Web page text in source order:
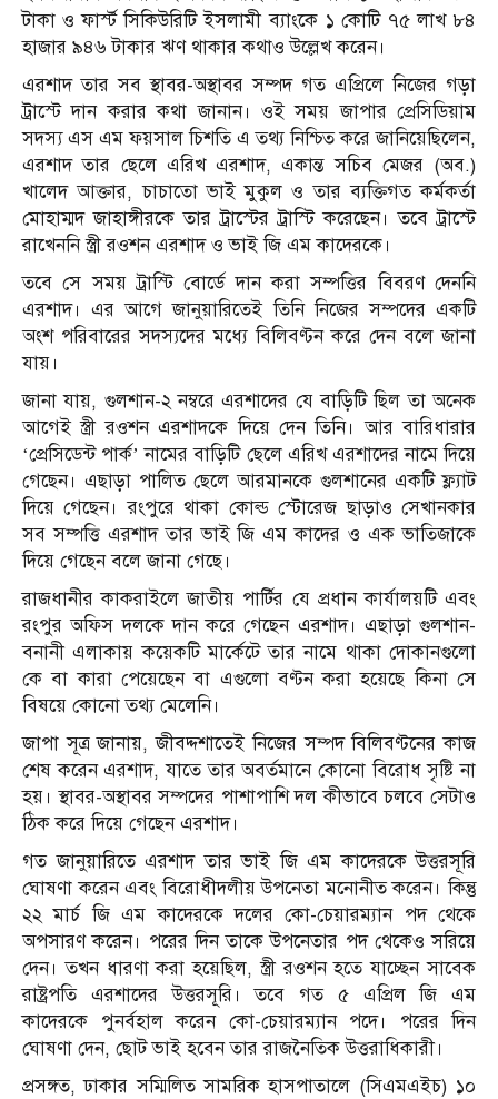
টাকা ও ফার্স্ট সিকিউরিটি ইসলামী ব্যাংকে ১ কোটি ৭৫ লাখ ৮৪
হাজার ৯৪৬ টাকার ঋণ থাকার কথাও উল্লেখ করেন।
এরশাদ তার সব স্থাবর-অস্থাবর সম্পদ গত এপ্রিলে নিজের গড়া
ট্রাস্টে দান করার কথা জানান। ওই সময় জাপার প্রেসিডিয়াম
সদস্য এস এম ফয়সাল চিশতি এ তথ্য নিশ্চিত করে জানিয়েছিলেন,
এরশাদ তার ছেলে এরিখ এরশাদ, একান্ত সচিব মেজর (অব.)
খালেদ আক্তার, চাচাতো ভাই মুকুল ও তার ব্যক্তিগত কর্মকর্তা
মোহাম্মদ জাহাঙ্গীরকে তার ট্রাস্টের ট্রাস্টি করেছেন। তবে ট্রাস্টে
রাখেননি স্ত্রী রওশন এরশাদ ও ভাই জি এম কাদেরকে।
তবে সে সময় ট্রাস্টি বোর্ডে দান করা সম্পত্তির বিবরণ দেননি
এরশাদ। এর আগে জানুয়ারিতেই তিনি নিজের সম্পদের একটি
অংশ পরিবারের সদস্যদের মধ্যে বিলিবণ্টন করে দেন বলে জানা
যায়।
জানা যায়, গুলশান-২ নম্বরে এরশাদের যে বাড়িটি ছিল তা অনেক
আগেই স্ত্রী রওশন এরশাদকে দিয়ে দেন তিনি। আর বারিধারার
‘প্রেসিডেন্ট পার্ক’ নামের বাড়িটি ছেলে এরিখ এরশাদের নামে দিয়ে
গেছেন। এছাড়া পালিত ছেলে আরমানকে গুলশানের একটি ফ্ল্যাট
দিয়ে গেছেন। রংপুরে থাকা কোল্ড স্টোরেজ ছাড়াও সেখানকার
সব সম্পত্তি এরশাদ তার ভাই জি এম কাদের ও এক ভাতিজাকে
দিয়ে গেছেন বলে জানা গেছে।
রাজধানীর কাকরাইলে জাতীয় পার্টির যে প্রধান কার্যালয়টি এবং
রংপুর অফিস দলকে দান করে গেছেন এরশাদ। এছাড়া গুলশান-
বনানী এলাকায় কয়েকটি মার্কেটে তার নামে থাকা দোকানগুলো
কে বা কারা পেয়েছেন বা এগুলো বণ্টন করা হয়েছে কিনা সে
বিষয়ে কোনো তথ্য মেলেনি।
জাপা সূত্র জানায়, জীবদ্দশাতেই নিজের সম্পদ বিলিবণ্টনের কাজ
শেষ করেন এরশাদ, যাতে তার অবর্তমানে কোনো বিরোধ সৃষ্টি না
হয়। স্থাবর-অস্থাবর সম্পদের পাশাপাশি দল কীভাবে চলবে সেটাও
ঠিক করে দিয়ে গেছেন এরশাদ।
গত জানুয়ারিতে এরশাদ তার ভাই জি এম কাদেরকে উত্তরসূরি
ঘোষণা করেন এবং বিরোধীদলীয় উপনেতা মনোনীত করেন। কিন্তু
২২ মার্চ জি এম কাদেরকে দলের কো-চেয়ারম্যান পদ থেকে
অপসারণ করেন। পরের দিন তাকে উপনেতার পদ থেকেও সরিয়ে
দেন। তখন ধারণা করা হয়েছিল, স্ত্রী রওশন হতে যাচ্ছেন সাবেক
রাষ্ট্রপতি এরশাদের উত্তরসূরি। তবে গত ৫ এপ্রিল জি এম
কাদেরকে পুনর্বহাল করেন কো-চেয়ারম্যান পদে। পরের দিন
ঘোষণা দেন, ছোট ভাই হবেন তার রাজনৈতিক উত্তরাধিকারী।
প্রসঙ্গত, ঢাকার সম্মিলিত সামরিক হাসপাতালে (সিএমএইচ) ১০